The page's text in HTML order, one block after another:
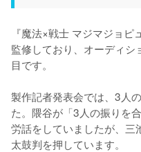
『魔法×戦士 マジマジョ
監修しており、オーディ
目です。
製作記者発表会では、3人
た。隈谷が「3人の振りを
労話をしていましたが、三
太鼓判を押しています。